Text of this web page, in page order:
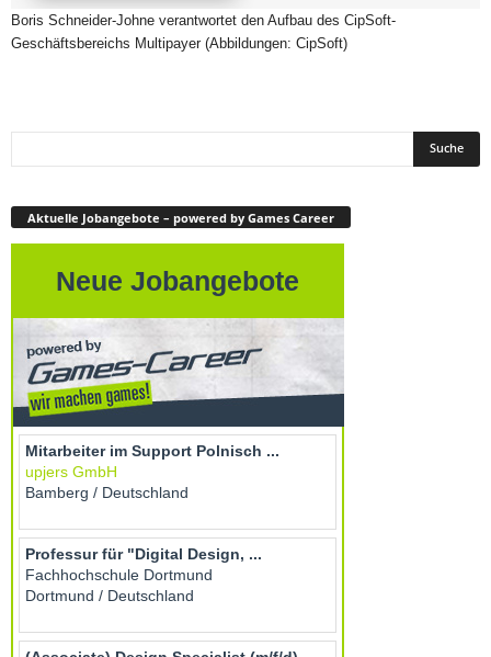
Boris Schneider-Johne verantwortet den Aufbau des CipSoft-
Geschäftsbereichs Multipayer (Abbildungen: CipSoft)
Aktuelle Jobangebote – powered by Games Career